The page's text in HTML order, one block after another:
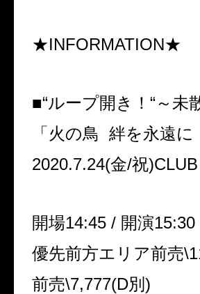
★INFORMATION★
■“ループ開き！ “ ～未
「火の鳥 絆を永遠に
2020.7.24(金/祝)CLUB
開場14:45 / 開演15:30
優先前方エリア前売
前売\7,777(D別 )